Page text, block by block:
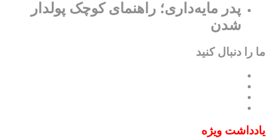
پدر مایه‌داری؛ راهنمای کوچک پولدار
شدن
ما را دنبال کنید
یادداشت ویژه